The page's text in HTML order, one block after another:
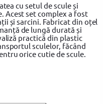
cu setul de scule și
Acest set complex a fost
și sarcini. Fabricat din oțel
de lungă durată și
practică din plastic
sculelor, făcând
orice cutie de scule.